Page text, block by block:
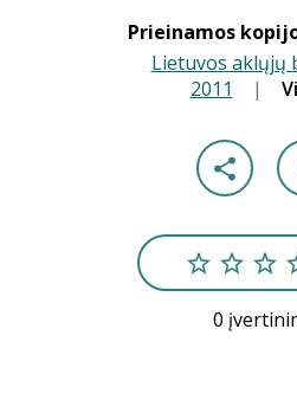
Prieinamos
Lietuvos aklųjų
2011 |
0